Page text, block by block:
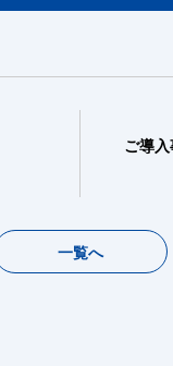
ご導入
一覧へ